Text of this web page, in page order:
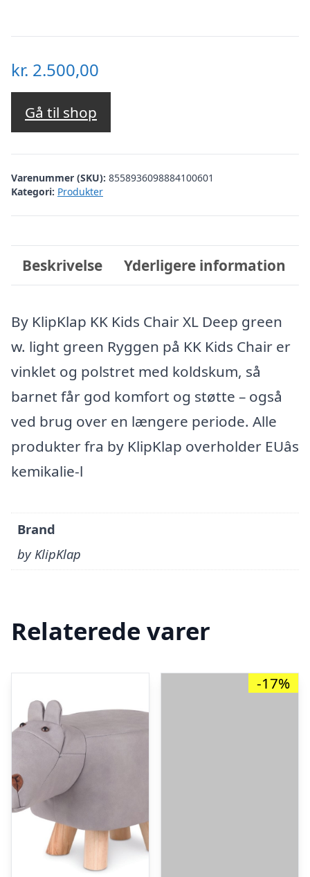
kr. 2.500,00
Gå til shop
Varenummer (SKU): 8558936098884100601
Kategori: Produkter
Beskrivelse Yderligere information
By KlipKlap KK Kids Chair XL Deep green
w. light green Ryggen på KK Kids Chair er
vinklet og polstret med koldskum, så
barnet får god komfort og støtte – også
ved brug over en længere periode. Alle
produkter fra by KlipKlap overholder EUâs
kemikalie-l
Brand
by KlipKlap
Relaterede varer
-17%